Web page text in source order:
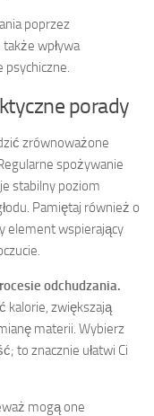
poprzez
wpływa
psychiczne.
porady
zrównoważone
spożywanie
stabilny poziom
Pamiętaj również o
element wspierający
odchudzania.
kalorie, zwiększają
materii. Wybierz
to znacznie ułatwi Ci
mogą one